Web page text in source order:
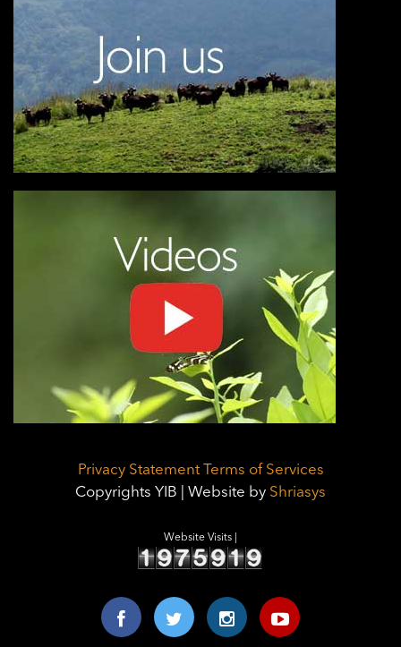
Privacy Statement
Terms of Services
Copyrights YIB | Website by Shriasys
Website Visits |